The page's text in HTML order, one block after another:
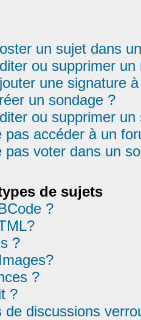
un sujet dans
ou supprimer un
une signature
un sondage ?
ou supprimer un
pas accéder à un
pas voter dans un
de sujets
?
?
?
?
discussions